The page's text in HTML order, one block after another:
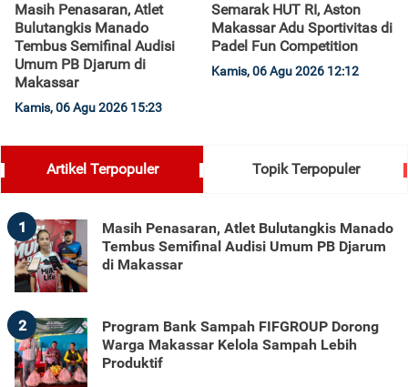
Masih Penasaran, Atlet
Bulutangkis Manado
Tembus Semifinal Audisi
Umum PB Djarum di
Makassar
Kamis, 06 Agu 2026 15:23
Semarak HUT RI, Aston
Makassar Adu Sportivitas di
Padel Fun Competition
Kamis, 06 Agu 2026 12:12
Artikel Terpopuler Topik Terpopuler
1
Masih Penasaran, Atlet Bulutangkis Manado
Tembus Semifinal Audisi Umum PB Djarum
di Makassar
2
Program Bank Sampah FIFGROUP Dorong
Warga Makassar Kelola Sampah Lebih
Produktif